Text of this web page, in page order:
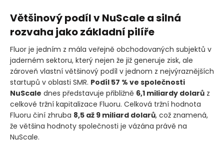
Většinový podíl v NuScale a silná
rozvaha jako základní pilíře
Fluor je jedním z mála veřejně obchodovaných subjektů v
jaderném sektoru, který nejen že již generuje zisk, ale
zároveň vlastní většinový podíl v jednom z nejvýraznějších
startupů v oblasti SMR. Podíl 57 % ve společnosti
NuScale dnes představuje přibližně 6,1 miliardy dolarů z
celkové tržní kapitalizace Fluoru. Celková tržní hodnota
Fluoru činí zhruba 8,5 až 9 miliard dolarů, což znamená,
že většina hodnoty společnosti je vázána právě na
NuScale.